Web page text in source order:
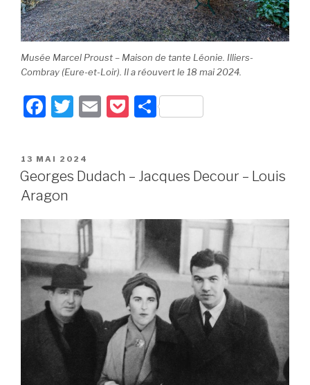
Musée Marcel Proust – Maison de tante Léonie. Illiers-
Combray (Eure-et-Loir). Il a réouvert le 18 mai 2024.
F
c
e
b
o
k
T
tt
er
E
P
k
P
g
PUBLIÉ
LE
13 MAI 2024
Georges Dudach – Jacques Decour – Louis
Aragon